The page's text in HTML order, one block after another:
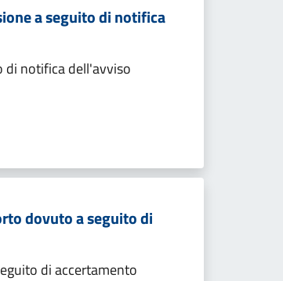
a seguito di notifica
di notifica dell'avviso
dovuto a seguito di
di accertamento